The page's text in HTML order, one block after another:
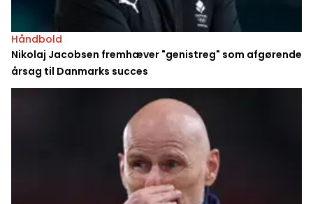
Håndbold
Nikolaj Jacobsen fremhæver "genistreg" som afgørende
årsag til Danmarks succes